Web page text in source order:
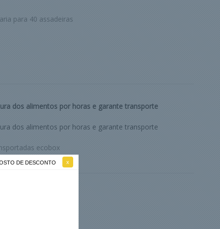
DE DESCONTO
para 40 assadeiras
dos alimentos por horas e garante transporte
dos alimentos por horas e garante transporte
ecobox